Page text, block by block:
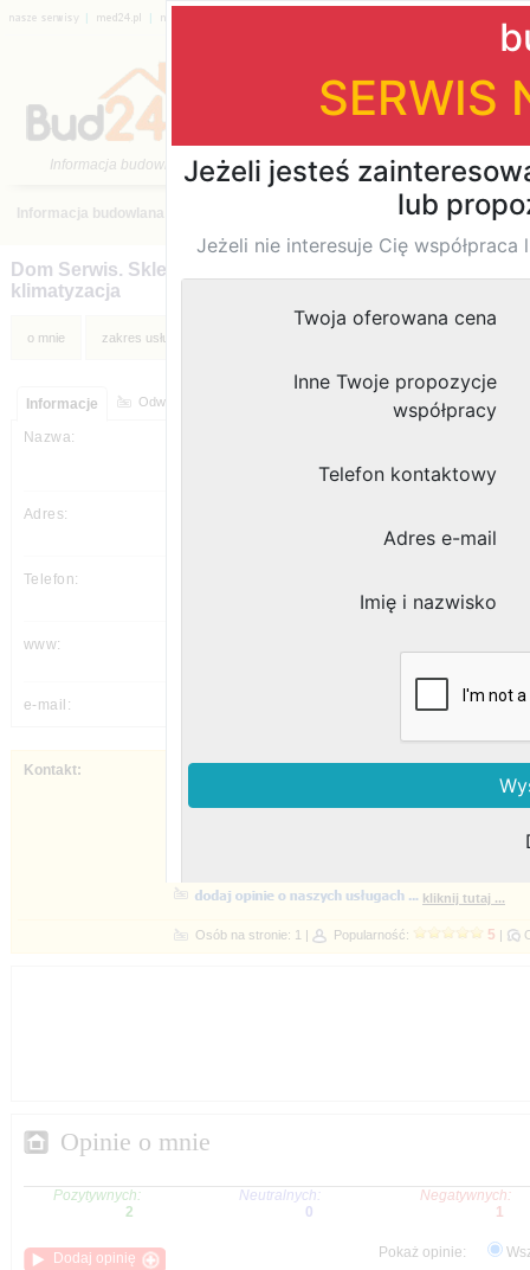
| |
Katalog firm
Naprawy, konserwacje, sprzątanie›małopolskie
Dom Serwis. Sklep z AGD, serwis AGD,
klimatyzacja
Informacje Odwiedziny strony:
Napisz do nas - czekamy na Twój kontakt
godziny pracy ...
Popularność:
Pokaż opinie: